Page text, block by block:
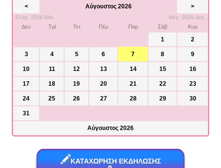
< Αύγουστος 2026 >
Ελάχ: 2016-Μάι.
Μέγ: 2026-Δεκ.
Δευ
Τρί Τετ Πέμ Παρ Σάβ Κυρ
1 2
3 4 5 6 7 8 9
10 11 12 13 14 15 16
17 18 19 20 21 22 23
24 25 26 27 28 29 30
31
Αύγουστος 2026
ΚΑΤΑΧΩΡΗΣΗ ΕΚΔΗΛΩΣΗΣ